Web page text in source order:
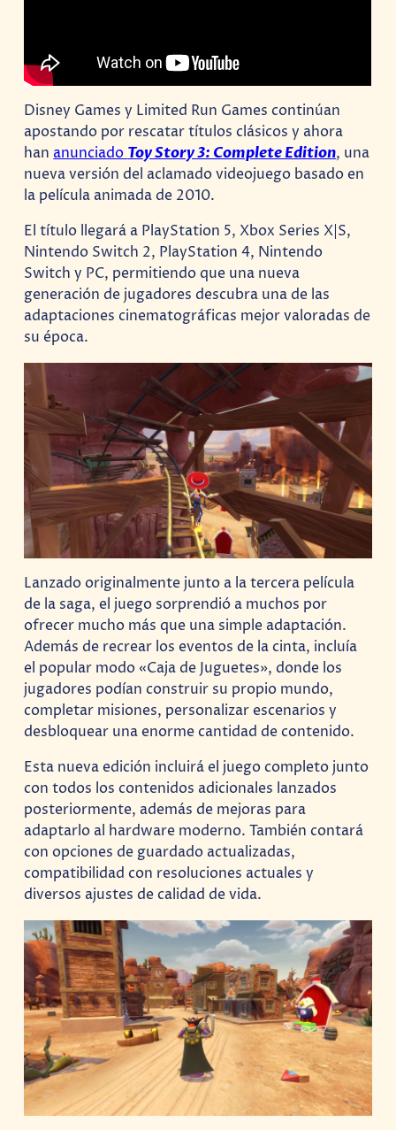
Disney Games y Limited Run Games continúan
apostando por rescatar títulos clásicos y ahora
han anunciado Toy Story 3: Complete Edition, una
nueva versión del aclamado videojuego basado en
la película animada de 2010.
El título llegará a PlayStation 5, Xbox Series X|S,
Nintendo Switch 2, PlayStation 4, Nintendo
Switch y PC, permitiendo que una nueva
generación de jugadores descubra una de las
adaptaciones cinematográficas mejor valoradas de
su época.
Lanzado originalmente junto a la tercera película
de la saga, el juego sorprendió a muchos por
ofrecer mucho más que una simple adaptación.
Además de recrear los eventos de la cinta, incluía
el popular modo «Caja de Juguetes», donde los
jugadores podían construir su propio mundo,
completar misiones, personalizar escenarios y
desbloquear una enorme cantidad de contenido.
Esta nueva edición incluirá el juego completo junto
con todos los contenidos adicionales lanzados
posteriormente, además de mejoras para
adaptarlo al hardware moderno. También contará
con opciones de guardado actualizadas,
compatibilidad con resoluciones actuales y
diversos ajustes de calidad de vida.